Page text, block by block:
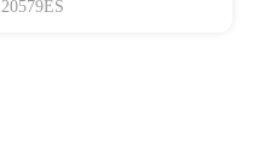
20579ES